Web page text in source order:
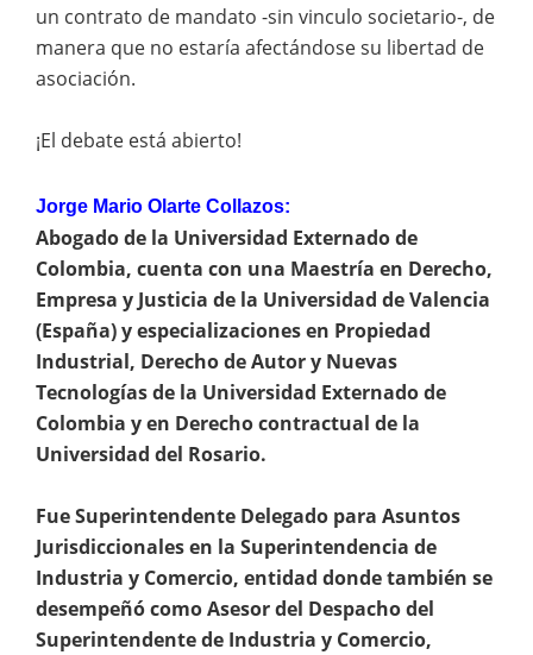
un contrato de mandato -sin vinculo societario-, de
manera que no estaría afectándose su libertad de
asociación.
¡El debate está abierto!
Jorge Mario Olarte Collazos:
Abogado de la Universidad Externado de
Colombia, cuenta con una Maestría en Derecho,
Empresa y Justicia de la Universidad de Valencia
(España) y especializaciones en Propiedad
Industrial, Derecho de Autor y Nuevas
Tecnologías de la Universidad Externado de
Colombia y en Derecho contractual de la
Universidad del Rosario.
Fue Superintendente Delegado para Asuntos
Jurisdiccionales en la Superintendencia de
Industria y Comercio, entidad donde también se
desempeñó como Asesor del Despacho del
Superintendente de Industria y Comercio,